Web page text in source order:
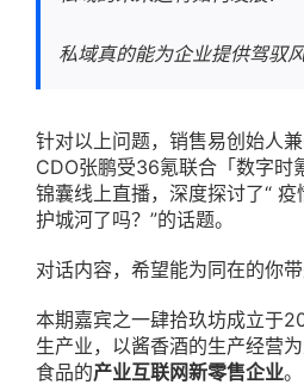
私域真的能为企业提供驾驭
针对以上问题，销售易创始人
CDO张鹏受36氪联合「数字时
锦囊线上直播，深度探讨了“
护城河了吗？”的话题。
对话内容，希望能为同在的你带
本期嘉宾之一肆拾玖坊成立于
生产业，以酱香酒的生产经营
食品的产业互联网新零售企业。